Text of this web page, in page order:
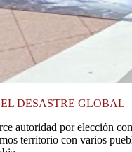
DESASTRE GLOBAL
autoridad por elección
territorio con varios